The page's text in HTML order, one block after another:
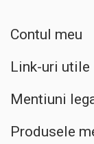
Contul meu
Link-uri utile
Mentiuni
Produsele